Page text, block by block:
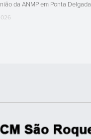
da ANMP em Ponta Delgada